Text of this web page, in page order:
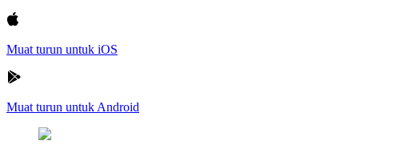
Muat turun untuk iOS
Muat turun untuk Android